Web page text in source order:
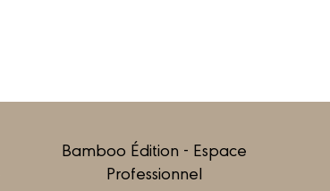
Bamboo Édition - Espace
Professionnel